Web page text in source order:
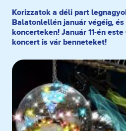
Korizzatok a déli part
Balatonlellén január végéig,
koncerteken! Január 11-én
koncert is vár benneteket!